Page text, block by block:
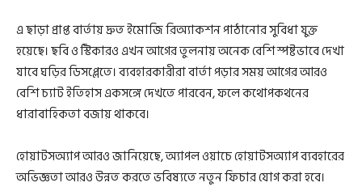
এ ছাড়া প্রাপ্ত বার্তায় দ্রুত ইমোজি রিঅ্যাকশন পাঠানোর সুবিধা যুক্ত
হয়েছে। ছবি ও স্টিকারও এখন আগের তুলনায় অনেক বেশি স্পষ্টভাবে দেখা
যাবে ঘড়ির ডিসপ্লেতে। ব্যবহারকারীরা বার্তা পড়ার সময় আগের আরও
বেশি চ্যাট ইতিহাস একসঙ্গে দেখতে পারবেন, ফলে কথোপকথনের
ধারাবাহিকতা বজায় থাকবে।
হোয়াটসঅ্যাপ আরও জানিয়েছে, অ্যাপল ওয়াচে হোয়াটসঅ্যাপ ব্যবহারের
অভিজ্ঞতা আরও উন্নত করতে ভবিষ্যতে নতুন ফিচার যোগ করা হবে।